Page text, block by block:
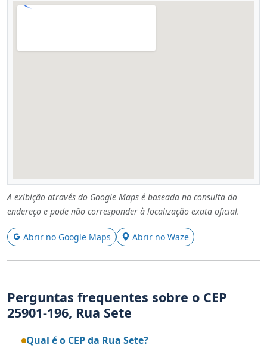
A exibição através do Google Maps é baseada na consulta do
endereço e pode não corresponder à localização exata oficial.
Abrir no Google Maps Abrir no Waze
Perguntas frequentes sobre o CEP
25901-196, Rua Sete
Qual é o CEP da Rua Sete?